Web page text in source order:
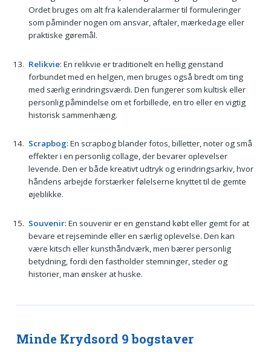
Ordet bruges om alt fra kalenderalarmer til formuleringer
som påminder nogen om ansvar, aftaler, mærkedage eller
praktiske gøremål.
Relikvie: En relikvie er traditionelt en hellig genstand
forbundet med en helgen, men bruges også bredt om ting
med særlig erindringsværdi. Den fungerer som kultisk eller
personlig påmindelse om et forbillede, en tro eller en vigtig
historisk sammenhæng.
Scrapbog: En scrapbog blander fotos, billetter, noter og små
effekter i en personlig collage, der bevarer oplevelser
levende. Den er både kreativt udtryk og erindringsarkiv, hvor
håndens arbejde forstærker følelserne knyttet til de gemte
øjeblikke.
Souvenir: En souvenir er en genstand købt eller gemt for at
bevare et rejseminde eller en særlig oplevelse. Den kan
være kitsch eller kunsthåndværk, men bærer personlig
betydning, fordi den fastholder stemninger, steder og
historier, man ønsker at huske.
Minde Krydsord 9 bogstaver